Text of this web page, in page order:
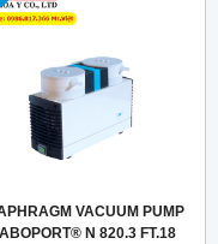
VACUUM PUMP
N 820.3 FT.18